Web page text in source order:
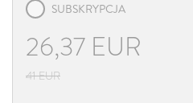
SUBSKRYPCJA
26,37 EUR
41EUR